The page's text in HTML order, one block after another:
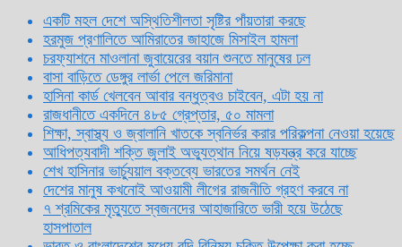
একটি মহল দেশে অস্থিতিশীলতা সৃষ্টির পাঁয়তারা করছে
হরমুজ প্রণালিতে আমিরাতের জাহাজে মিসাইল হামলা
চরফ্যাশনে মাওলানা জুবায়েরের বয়ান শুনতে মানুষের ঢল
বাসা বাড়িতে ডেঙ্গুর লার্ভা পেলে জরিমানা
হাসিনা কার্ড খেলবেন আবার বন্ধুত্বও চাইবেন, এটা হয় না
রাজধানীতে একদিনে ৪৮৫ গ্রেপ্তার, ৫০ মামলা
শিক্ষা, স্বাস্থ্য ও জ্বালানি খাতকে স্বনির্ভর করার পরিকল্পনা নেওয়া হয়েছে
আধিপত্যবাদী শক্তি জুলাই অভ্যুত্থান নিয়ে ষড়যন্ত্র করে যাচ্ছে
শেখ হাসিনার ভার্চ্যুয়াল বক্তব্যে ভারতের সমর্থন নেই
দেশের মানুষ কখনোই আওয়ামী লীগের রাজনীতি গ্রহণ করবে না
৭ শ্রমিকের মৃত্যুতে স্বজনদের আহাজারিতে ভারী হয়ে উঠেছে
হাসপাতাল